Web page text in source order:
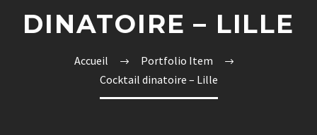
DINATOIRE – LILLE
Accueil
Portfolio Item
Cocktail dinatoire – Lille